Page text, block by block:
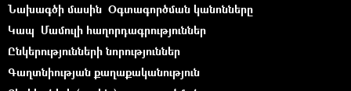
Նախագծի մասին Օգտագործման կանոնները
Կապ Մամուլի հաղորդագրություններ
Ընկերությունների նորություններ
Գաղտնիության քաղաքականություն